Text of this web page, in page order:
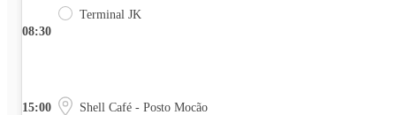
08:30
Terminal JK
15:00 Shell Café - Posto Mocão